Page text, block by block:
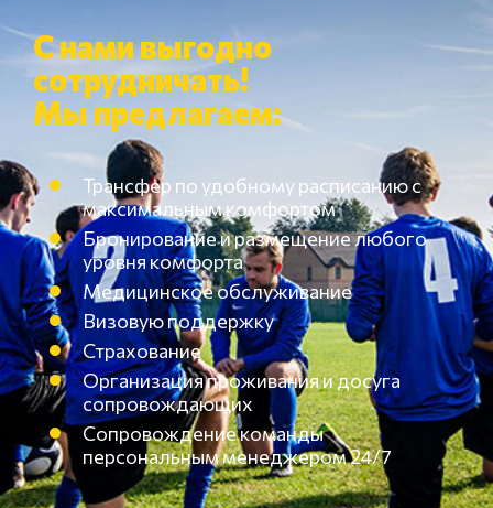
С нами выгодно
сотрудничать!
Мы предлагаем:
Трансфер по удобному расписанию с
максимальным комфортом
Бронирование и размещение любого
уровня комфорта
Медицинское обслуживание
Визовую поддержку
Страхование
Организация проживания и досуга
сопровождающих
Сопровождение команды
персональным менеджером 24/7